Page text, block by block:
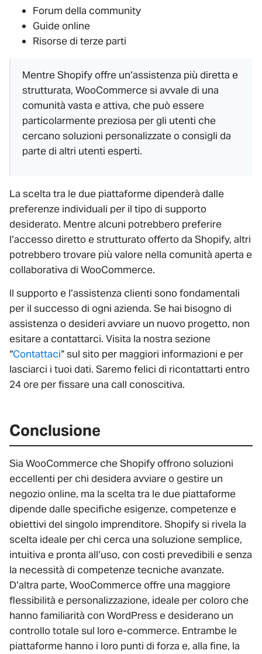
Forum della community
Guide online
Risorse di terze parti
Mentre Shopify offre un’assistenza più diretta e
strutturata, WooCommerce si avvale di una
comunità vasta e attiva, che può essere
particolarmente preziosa per gli utenti che
cercano soluzioni personalizzate o consigli da
parte di altri utenti esperti.
La scelta tra le due piattaforme dipenderà dalle
preferenze individuali per il tipo di supporto
desiderato. Mentre alcuni potrebbero preferire
l’accesso diretto e strutturato offerto da Shopify, altri
potrebbero trovare più valore nella comunità aperta e
collaborativa di WooCommerce.
Il supporto e l’assistenza clienti sono fondamentali
per il successo di ogni azienda. Se hai bisogno di
assistenza o desideri avviare un nuovo progetto, non
esitare a contattarci. Visita la nostra sezione
“Contattaci” sul sito per maggiori informazioni e per
lasciarci i tuoi dati. Saremo felici di ricontattarti entro
24 ore per fissare una call conoscitiva.
Conclusione
Sia WooCommerce che Shopify offrono soluzioni
eccellenti per chi desidera avviare o gestire un
negozio online, ma la scelta tra le due piattaforme
dipende dalle specifiche esigenze, competenze e
obiettivi del singolo imprenditore. Shopify si rivela la
scelta ideale per chi cerca una soluzione semplice,
intuitiva e pronta all’uso, con costi prevedibili e senza
la necessità di competenze tecniche avanzate.
D’altra parte, WooCommerce offre una maggiore
flessibilità e personalizzazione, ideale per coloro che
hanno familiarità con WordPress e desiderano un
controllo totale sul loro e-commerce. Entrambe le
piattaforme hanno i loro punti di forza e, alla fine, la